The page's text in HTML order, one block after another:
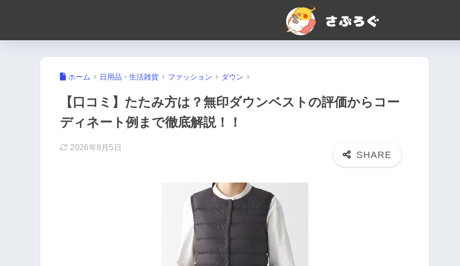
ホーム 日用品・生活雑貨 ファッション ダウン
【口コミ】たたみ方は？無印ダウンベストの評価からコー
ディネート例まで徹底解説！！
2026年8月5日